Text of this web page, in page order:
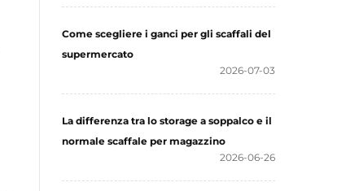
Come scegliere i ganci per gli scaffali del
supermercato
2026-07-03
La differenza tra lo storage a soppalco e il
normale scaffale per magazzino
2026-06-26